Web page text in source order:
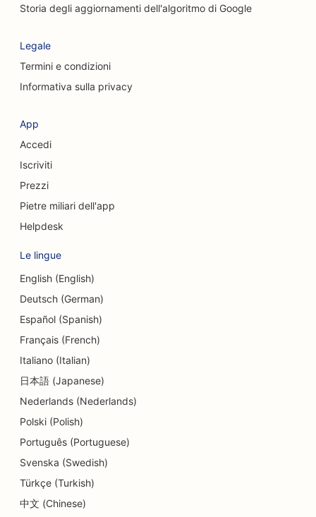
SEO per i servizi di peeling chimico
SEO per chirurghi cranio-facciali
SEO per le caffetterie
SEO per le Credit Union
SEO per le gastronomie
SEO per i servizi di consulenza sul debito
SEO per i servizi di cambio valuta
SEO per i servizi di dermoabrasione
SEO per asili nido
SEO per i negozi di dettagli
SEO per i clienti
SEO per le pasticcerie
SEO per i servizi educativi e di assistenza
all'infanzia
Storia degli aggiornamenti dell'algoritmo di Google
Legale
Termini e condizioni
Informativa sulla privacy
App
Accedi
Iscriviti
Prezzi
Pietre miliari dell'app
Helpdesk
Le lingue
English (English)
Deutsch (German)
Español (Spanish)
Français (French)
Italiano (Italian)
日本語 (Japanese)
Nederlands (Nederlands)
Polski (Polish)
Português (Portuguese)
Svenska (Swedish)
Türkçe (Turkish)
中文 (Chinese)